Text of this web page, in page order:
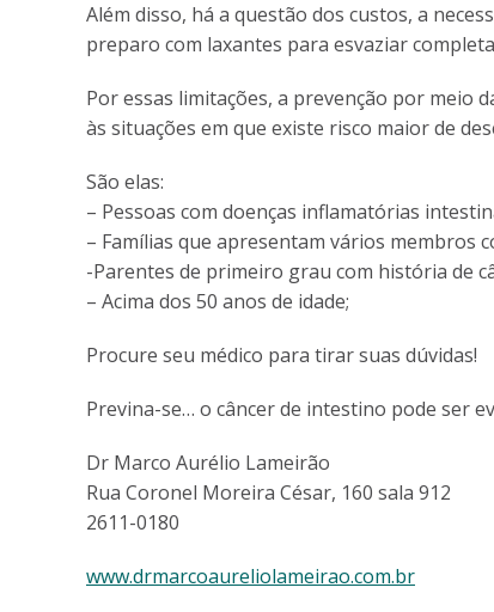
Além disso, há a questão dos custos, a
preparo com laxantes para esvaziar
Por essas limitações, a prevenção por meio
às situações em que existe risco maior de
São elas:
– Pessoas com doenças inflamatórias
– Famílias que apresentam vários
-Parentes de primeiro grau com história de
– Acima dos 50 anos de idade;
Procure seu médico para tirar suas dúvidas!
Previna-se… o câncer de intestino pode ser
Dr Marco Aurélio Lameirão
Rua Coronel Moreira César, 160 sala 912
2611-0180
www.drmarcoaureliolameirao.com.br